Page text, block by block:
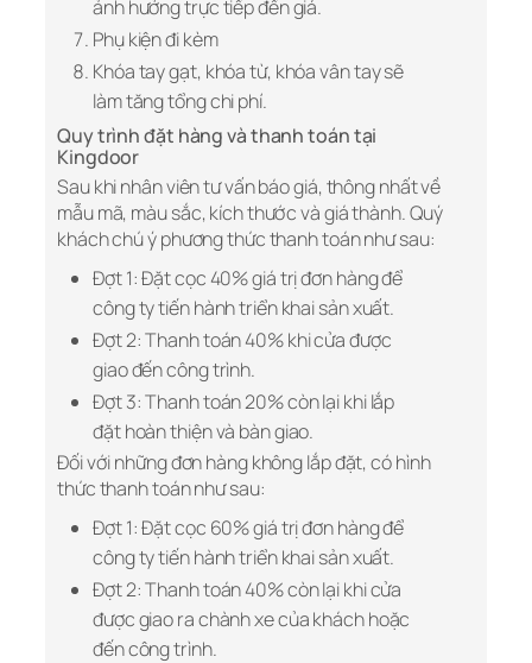
ảnh hưởng trực tiếp đến giá.
Phụ kiện đi kèm
Khóa tay gạt, khóa từ, khóa vân tay sẽ
làm tăng tổng chi phí.
Quy trình đặt hàng và thanh toán tại
Kingdoor
Sau khi nhân viên tư vấn báo giá, thông nhất về
mẫu mã, màu sắc, kích thước và giá thành. Quý
khách chú ý phương thức thanh toán như sau:
Đợt 1: Đặt cọc 40% giá trị đơn hàng để
công ty tiến hành triển khai sản xuất.
Đợt 2: Thanh toán 40% khi cửa được
giao đến công trình.
Đợt 3: Thanh toán 20% còn lại khi lắp
đặt hoàn thiện và bàn giao.
Đối với những đơn hàng không lắp đặt, có hình
thức thanh toán như sau:
Đợt 1: Đặt cọc 60% giá trị đơn hàng để
công ty tiến hành triển khai sản xuất.
Đợt 2: Thanh toán 40% còn lại khi cửa
được giao ra chành xe của khách hoặc
đến công trình.